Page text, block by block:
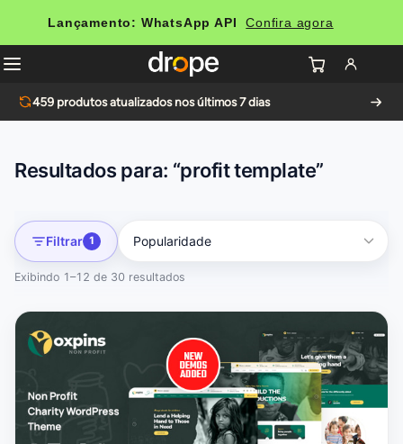
Lançamento: WhatsApp API Confira agora
459 produtos atualizados nos últimos 7 dias
Resultados para: “profit template”
Filtrar 1
Exibindo 1–12 de 30 resultados